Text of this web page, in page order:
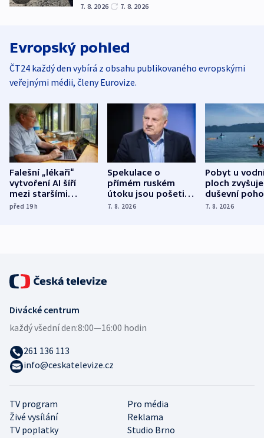
7. 8. 2026 7. 8. 2026
Evropský pohled
ČT24 každý den vybírá z obsahu publikovaného evropskými
veřejnými médii, členy Eurovize.
Falešní „lékaři“
vytvoření AI šíří
mezi staršími
Poláky nebezpečné
před 19h
Spekulace o
přímém ruském
útoku jsou pošetilé,
míní estonský
7. 8. 2026
Pobyt u
ploch zvyšuje
duševní
ukázala
7. 8. 2026
TV program
Pro média
Živé vysílání
Reklama
TV poplatky
Studio Brno
Divácké centrum
každý všední den:8:00—16:00 hodin
261 136 113
info@ceskatelevize.cz